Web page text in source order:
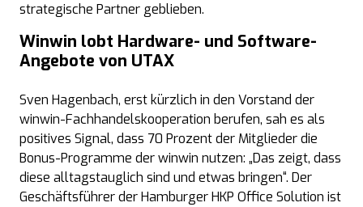
strategische Partner geblieben.
Winwin lobt Hardware- und Software-
Angebote von UTAX
Sven Hagenbach, erst kürzlich in den Vorstand der
winwin-Fachhandelskooperation berufen, sah es als
positives Signal, dass 70 Prozent der Mitglieder die
Bonus-Programme der winwin nutzen: „Das zeigt, dass
diese alltagstauglich sind und etwas bringen“. Der
Geschäftsführer der Hamburger HKP Office Solution ist